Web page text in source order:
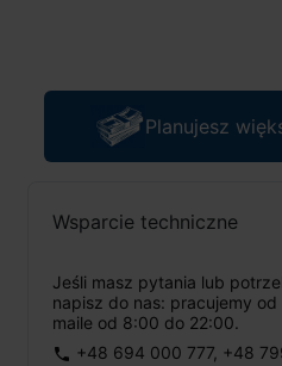
Planujesz
Wsparcie techniczne
Jeśli masz pytania lub
napisz do nas: pracujemy
maile od 8:00 do 22:00.
phone +48 694 000 777, +48